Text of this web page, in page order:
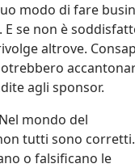
modo di fare
E se non è
altrove.
agli sponsor.
Nel mondo del
tutti sono corretti.
o falsificano le